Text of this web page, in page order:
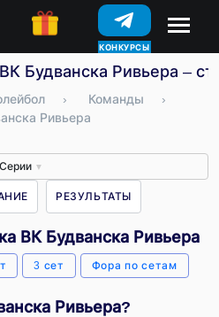
КОНКУРСЫ
Будванска Ривьера –
› Команды
›
Ривьера
Серии ▼
РЕЗУЛЬТАТЫ
ВК Будванска Ривьера
3 сет Фора по сетам
Ривьера?